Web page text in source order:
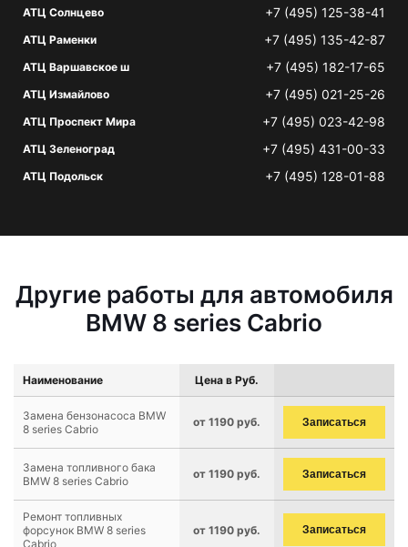
АТЦ Солнцево +7 (495) 125-38-41
АТЦ Раменки +7 (495) 135-42-87
АТЦ Варшавское ш +7 (495) 182-17-65
АТЦ Измайлово +7 (495) 021-25-26
АТЦ Проспект Мира +7 (495) 023-42-98
АТЦ Зеленоград +7 (495) 431-00-33
АТЦ Подольск +7 (495) 128-01-88
Другие работы для автомобиля
BMW 8 series Cabrio
Наименование Цена в Руб.
Замена бензонасоса BMW
8 series Cabrio
от 1190 руб. Записаться
Замена топливного бака
BMW 8 series Cabrio
от 1190 руб. Записаться
Ремонт топливных
форсунок BMW 8 series
Cabrio
от 1190 руб. Записаться